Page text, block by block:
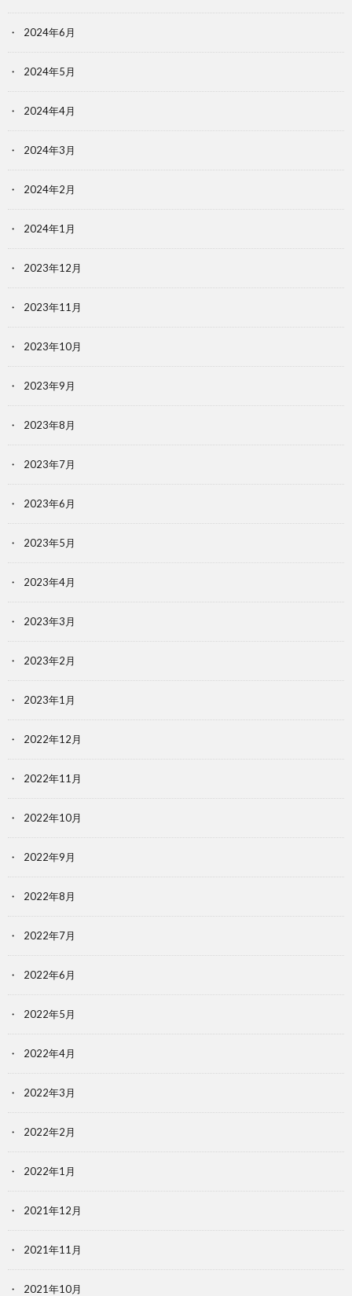
2024年6月
2024年5月
2024年4月
2024年3月
2024年2月
2024年1月
2023年12月
2023年11月
2023年10月
2023年9月
2023年8月
2023年7月
2023年6月
2023年5月
2023年4月
2023年3月
2023年2月
2023年1月
2022年12月
2022年11月
2022年10月
2022年9月
2022年8月
2022年7月
2022年6月
2022年5月
2022年4月
2022年3月
2022年2月
2022年1月
2021年12月
2021年11月
2021年10月